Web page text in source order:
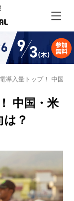
導入量トップ！ 中国・
中国・米
？